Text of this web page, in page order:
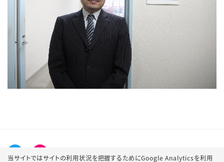
当サイトではサイトの利用状況を把握するためにGoogle Analyticsを利用